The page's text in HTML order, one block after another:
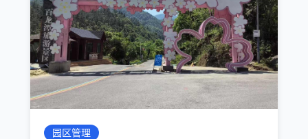
园区管理